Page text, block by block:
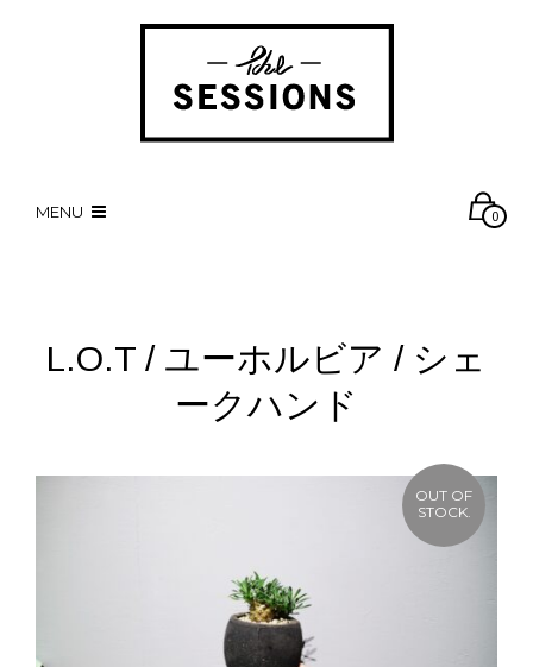
MENU 0
L.O.T / ユーホルビア / シェ
ークハンド
OUT OF
STOCK.